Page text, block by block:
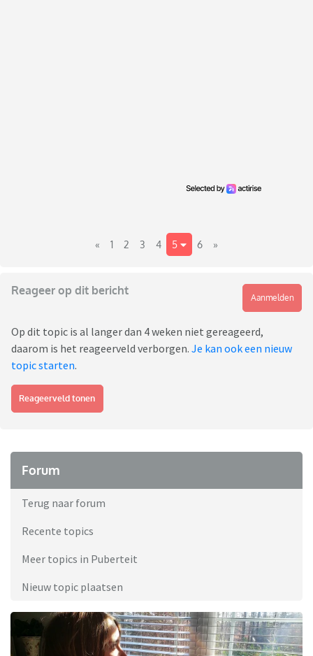
« 1 2 3 4 5 6 »
Reageer op dit bericht
Aanmelden
Op dit topic is al langer dan 4 weken niet gereageerd,
daarom is het reageerveld verborgen. Je kan ook een nieuw
topic starten.
Reageerveld tonen
Forum
Terug naar forum
Recente topics
Meer topics in Puberteit
Nieuw topic plaatsen